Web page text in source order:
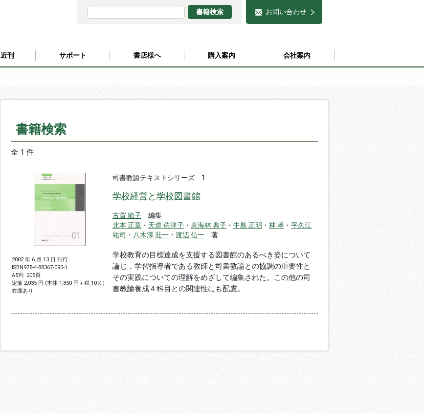
お問い合わせ
近刊 サポート 書店様へ 購入案内 会社案内
書籍検索
全 1 件
2002 年 6 月 13 日 刊行
ISBN978-4-88367-090-1
A5判 205頁
定価 2,035 円 (本体 1,850 円＋税 10％）
在庫あり
司書教諭テキストシリーズ 1
学校経営と学校図書館
古賀 節子 編集
北本 正章 ・ 天道 佐津子 ・ 東海林 典子 ・ 中島 正明 ・ 林 孝 ・ 平久江
祐司 ・ 八木澤 壯一 ・ 渡辺 信一 著
学校教育の目標達成を支援する図書館のあるべき姿について
論じ，学習指導者である教師と司書教諭との協調の重要性と
その実践についての理解をめざして編集された。この他の司
書教諭養成４科目との関連性にも配慮。